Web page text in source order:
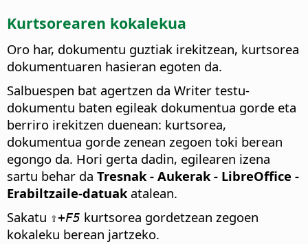
Kurtsorearen kokalekua
Oro har, dokumentu guztiak irekitzean, kurtsorea
dokumentuaren hasieran egoten da.
Salbuespen bat agertzen da Writer testu-
dokumentu baten egileak dokumentua gorde eta
berriro irekitzen duenean: kurtsorea,
dokumentua gorde zenean zegoen toki berean
egongo da. Hori gerta dadin, egilearen izena
sartu behar da Tresnak - Aukerak- LibreOffice -
Erabiltzaile-datuakatalean.
Sakatu ⇧+F5 kurtsorea gordetzean zegoen
kokaleku berean jartzeko.